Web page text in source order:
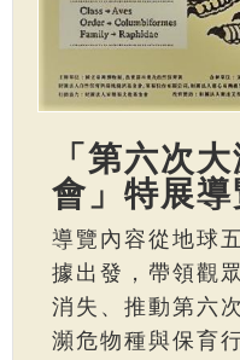
「第六次
會」特展導
導覽內容從地球
據出發，帶領觀
消失、推動第六
瀕危物種與保育